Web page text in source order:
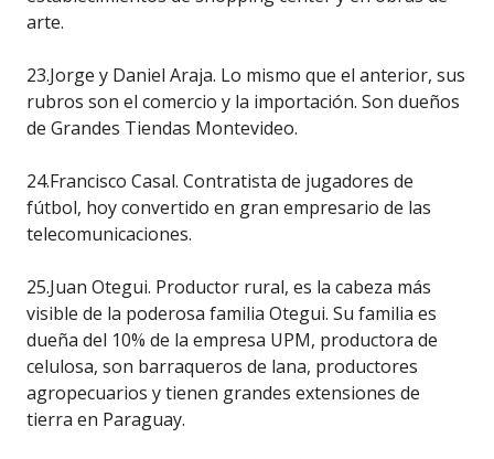
arte.
23.Jorge y Daniel Araja. Lo mismo que el anterior, sus
rubros son el comercio y la importación. Son dueños
de Grandes Tiendas Montevideo.
24.Francisco Casal. Contratista de jugadores de
fútbol, hoy convertido en gran empresario de las
telecomunicaciones.
25.Juan Otegui. Productor rural, es la cabeza más
visible de la poderosa familia Otegui. Su familia es
dueña del 10% de la empresa UPM, productora de
celulosa, son barraqueros de lana, productores
agropecuarios y tienen grandes extensiones de
tierra en Paraguay.